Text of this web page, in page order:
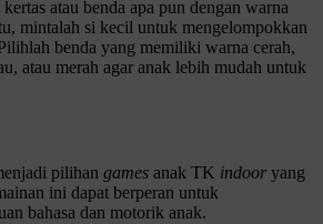
atau benda apa pun dengan warna
mintalah si kecil untuk mengelompokkan
benda yang memiliki warna cerah,
atau merah agar anak lebih mudah untuk
pilihan games anak TK indoor yang
ini dapat berperan untuk
bahasa dan motorik anak.